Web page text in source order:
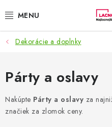
na
NAŠE AKCIE!
NAŠE NOVINKY!
POTRAVINY
Dekorácie a doplnky
Párty a oslavy
Nakúpte Párty a oslavy za
značiek za zlomok ceny.